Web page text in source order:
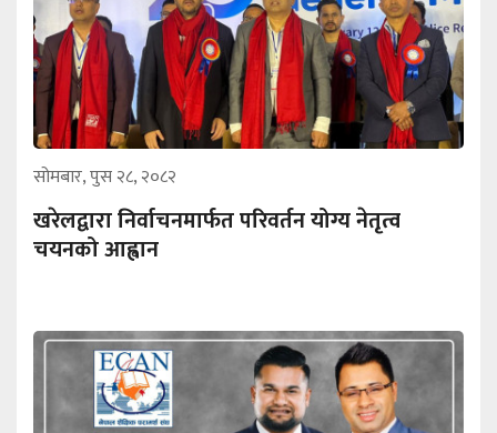
सोमबार, पुस २८, २०८२
खरेलद्वारा निर्वाचनमार्फत परिवर्तन योग्य नेतृत्व
चयनको आह्वान